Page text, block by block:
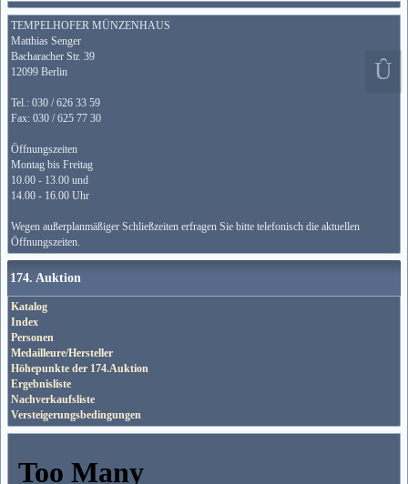
TEMPELHOFER MÜNZENHAUS
Matthias Senger
Bacharacher Str. 39
12099 Berlin
Tel.: 030 / 626 33 59
Fax: 030 / 625 77 30
Öffnungszeiten
Montag bis Freitag
10.00 - 13.00 und
14.00 - 16.00 Uhr
Wegen außerplanmäßiger Schließzeiten erfragen Sie bitte telefonisch die aktuellen
Öffnungszeiten.
174. Auktion
Katalog
Index
Personen
Medailleure/Hersteller
Höhepunkte der 174.Auktion
Ergebnisliste
Nachverkaufsliste
Versteigerungsbedingungen